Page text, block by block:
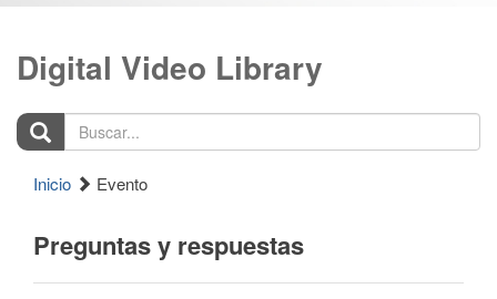
Digital Video Library
Buscar...
Inicio Evento
Preguntas y respuestas